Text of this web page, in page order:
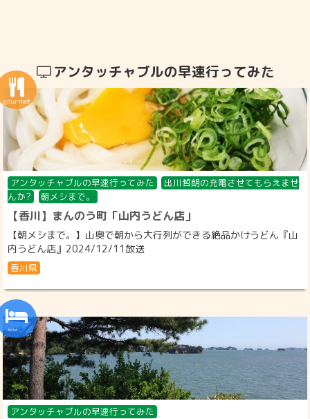
アンタッチャブルの早速行ってみた
アンタッチャブルの早速行ってみた
出川哲朗の充電させてもらえませ
んか?
朝メシまで。
【香川】まんのう町「山内うどん店」
【朝メシまで。】山奥で朝から大行列ができる絶品かけうどん『山
内うどん店』2024/12/11放送
香川県
アンタッチャブルの早速行ってみた